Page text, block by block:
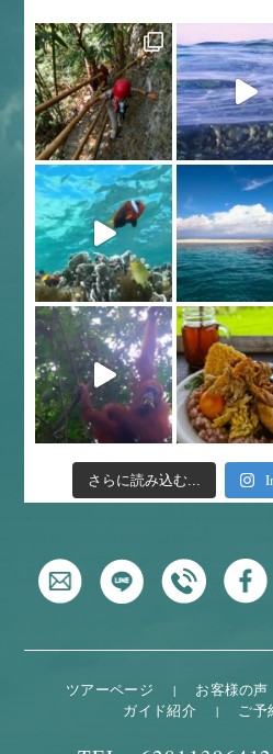
さらに読み込む...
ツアーページ お客様の声
ガイド紹介
ご予